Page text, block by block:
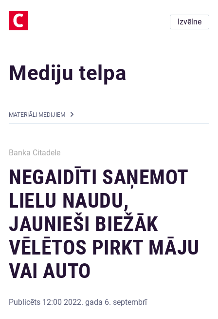
Izvēlne
Mediju telpa
MATERIĀLI MEDIJIEM
Banka Citadele
NEGAIDĪTI SAŅEMOT
LIELU NAUDU,
JAUNIEŠI BIEŽĀK
VĒLĒTOS PIRKT MĀJU
VAI AUTO
Publicēts 12:00 2022. gada 6. septembrī